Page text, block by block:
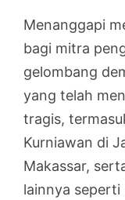
Menanggapi
bagi mitra
gelombang
yang telah
tragis,
Kurniawan di
Makassar,
lainnya seperti